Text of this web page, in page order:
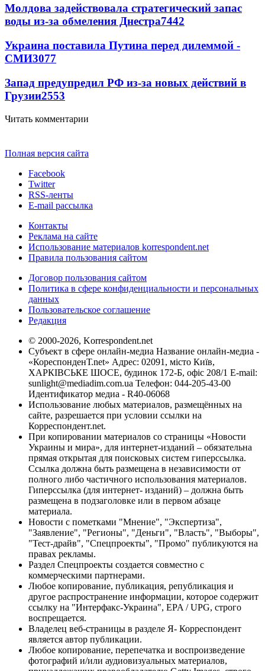
Молдова задействовала стратегический запас
воды из-за обмеления Днестра7442
Украина поставила Путина перед дилеммой -
СМИ3077
Запад предупредил РФ из-за новых действий в
Грузии2553
Читать комментарии
Полная версия сайта
Facebook
Twitter
RSS-ленты
E-mail рассылка
Контакты
Реклама на сайте
Использование материалов korrespondent.net
Правила пользования сайтом
Договор пользования сайтом
Политика в сфере конфиденциальности и персональных
данных
Пользовательское соглашение
Редакция
© 2000-2026, Korrespondent.net
Субъект в сфере онлайн-медиа Название онлайн-медиа -
«КореспонденТ.net» Адрес: 02091, місто Київ,
ХАРКІВСЬКЕ ШОСЕ, будинок 172-Б, офіс 208/1 E-mail:
sunlight@mediadim.com.ua Телефон: 044-205-43-00
Идентификатор медиа - R40-06068
Использование любых материалов, размещённых на
сайте, разрешается при условии ссылки на
Корреспондент.net.
При копировании материалов со страницы «Новости
Украины и мира», для интернет-изданий – обязательна
прямая открытая для поисковых систем гиперссылка.
Ссылка должна быть размещена в независимости от
полного либо частичного использования материалов.
Гиперссылка (для интернет- изданий) – должна быть
размещена в подзаголовке или в первом абзаце
материала.
Новости с пометками "Мнение", "Экспертиза",
"Заявление", "Регионы", "Деньги", "Власть", "Выборы",
"Тест-драйв", "Спецпроекты", "Промо" публикуются на
правах рекламы.
Раздел Спецпроекты создается совместно с
коммерческими партнерами.
Любое копирование, публикация, републикация и
другое распространение информации, которое содержит
ссылку на "Интерфакс-Украина", EPA / UPG, строго
воспрещается.
Владелец веб-страницы в разделе Я- Корреспондент
является автор публикации.
Любое копирование, перепечатка и воспроизведение
фотографий и/или аудиовизуальных материалов,